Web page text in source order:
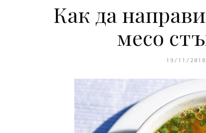
Как да
месо
19/11/2018